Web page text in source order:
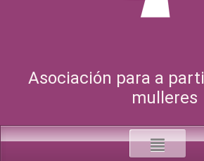
Asociación para a
mulleres